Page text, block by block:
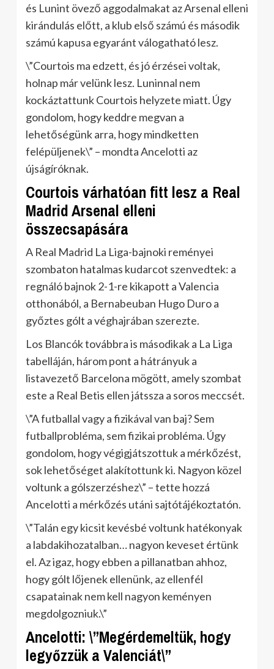
és Lunint övező aggodalmakat az Arsenal elleni
kirándulás előtt, a klub első számú és második
számú kapusa egyaránt válogatható lesz.
\”Courtois ma edzett, és jó érzései voltak,
holnap már velünk lesz. Luninnal nem
kockáztattunk Courtois helyzete miatt. Úgy
gondolom, hogy keddre megvan a
lehetőségünk arra, hogy mindketten
felépüljenek\” – mondta Ancelotti az
újságíróknak.
Courtois várhatóan fitt lesz a Real
Madrid Arsenal elleni
összecsapására
A Real Madrid La Liga-bajnoki reményei
szombaton hatalmas kudarcot szenvedtek: a
regnáló bajnok 2-1-re kikapott a Valencia
otthonából, a Bernabeuban Hugo Duro a
győztes gólt a véghajrában szerezte.
Los Blancók továbbra is másodikak a La Liga
tabelláján, három pont a hátrányuk a
listavezető Barcelona mögött, amely szombat
este a Real Betis ellen játssza a soros meccsét.
\”A futballal vagy a fizikával van baj? Sem
futballprobléma, sem fizikai probléma. Úgy
gondolom, hogy végigjátszottuk a mérkőzést,
sok lehetőséget alakítottunk ki. Nagyon közel
voltunk a gólszerzéshez\” – tette hozzá
Ancelotti a mérkőzés utáni sajtótájékoztatón.
\”Talán egy kicsit kevésbé voltunk hatékonyak
a labdakihozatalban… nagyon keveset értünk
el. Az igaz, hogy ebben a pillanatban ahhoz,
hogy gólt lőjenek ellenünk, az ellenfél
csapatainak nem kell nagyon keményen
megdolgozniuk.\”
Ancelotti: \”Megérdemeltük, hogy
legyőzzük a Valenciát\”